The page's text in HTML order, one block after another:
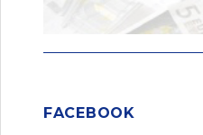
FACEBOOK